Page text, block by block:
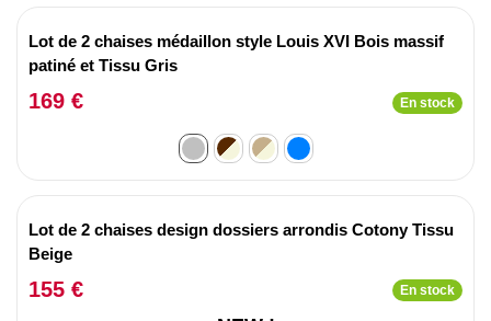
Lot de 2 chaises médaillon style Louis XVI Bois massif
patiné et Tissu Gris
169 € En stock
Lot de 2 chaises design dossiers arrondis Cotony Tissu
Beige
155 € En stock